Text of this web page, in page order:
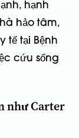
hạnh
hảo tâm,
tế tại Bệnh
cứu sống
như Carter